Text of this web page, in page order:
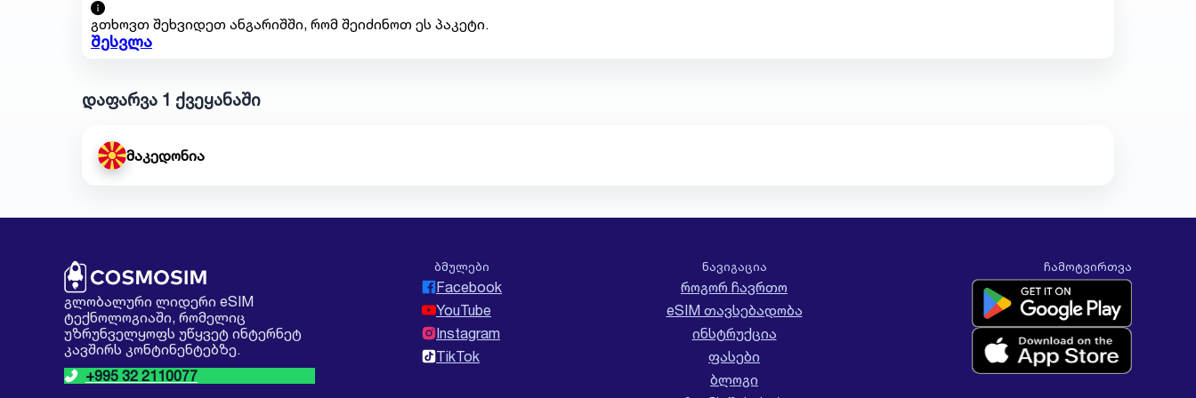
გთხოვთ შეხვიდეთ ანგარიშში, რომ შეიძინოთ ეს პაკეტი.
შესვლა
დაფარვა 1 ქვეყანაში
მაკედონია
გლობალური ლიდერი eSIM
ტექნოლოგიაში, რომელიც
უზრუნველყოფს უწყვეტ ინტერნეტ
კავშირს კონტინენტებზე.
+995 32 2110077
ბმულები
Facebook
YouTube
Instagram
TikTok
ნავიგაცია
როგორ ჩავრთო
eSIM თავსებადობა
ინსტრუქცია
ფასები
ბლოგი
ჩამოტვირთვა